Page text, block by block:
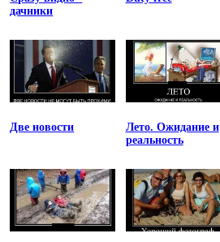
дачники
Две новости
Лето. Ожидание и
реальность